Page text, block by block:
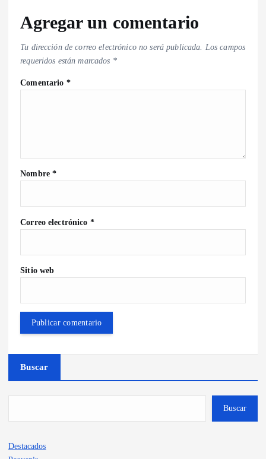
Agregar un comentario
Tu dirección de correo electrónico no será publicada.
Los campos
requeridos están marcados *
Comentario *
Nombre*
Correo electrónico *
Sitio web
Buscar
Buscar
Destacados